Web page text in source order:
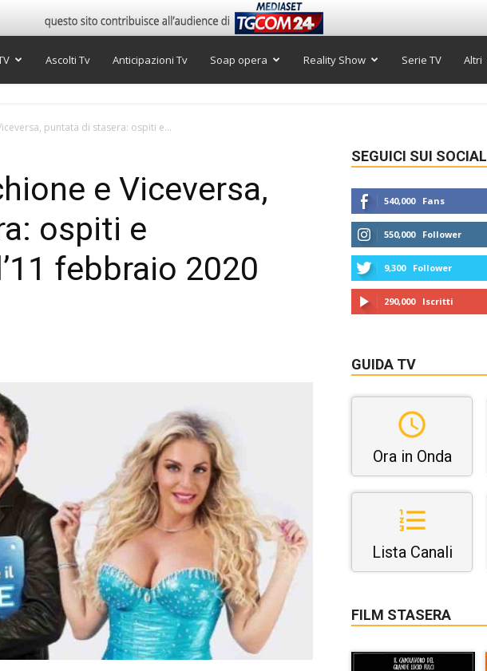
Ascolti Tv Anticipazioni Tv Soap opera Reality Show Serie TV Altri
puntata di stasera: ospiti e...
e Viceversa,
ospiti e
febbraio 2020
SEGUICI SUI SOCIAL
540,000 Fans
550,000 Follower
9,300 Follower
290,000 Iscritti
GUIDA TV
Ora in Onda
Lista Canali
FILM STASERA